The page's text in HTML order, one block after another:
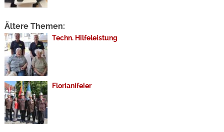
Ältere Themen:
Techn. Hilfeleistung
Florianifeier